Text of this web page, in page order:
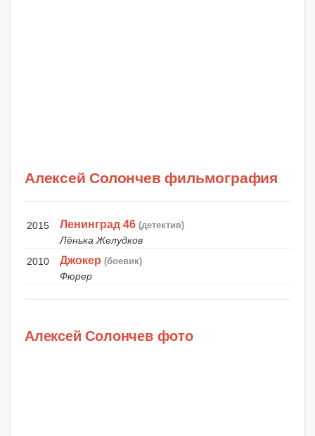
Алексей Солончев фильмография
2015 Ленинград 46 (детектив)
Лёнька Желудков
2010
Джокер (боевик)
Фюрер
Алексей Солончев фото